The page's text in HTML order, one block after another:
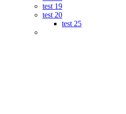
test 19
test 20
test 25